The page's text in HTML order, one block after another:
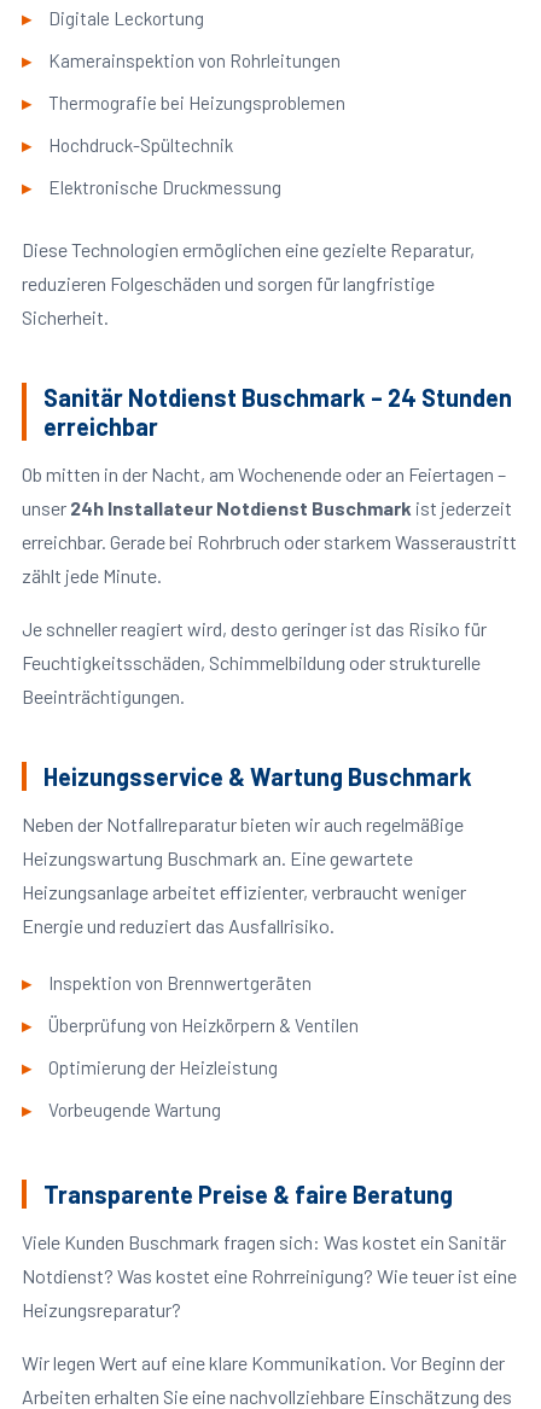
Digitale Leckortung
Kamerainspektion von Rohrleitungen
Thermografie bei Heizungsproblemen
Hochdruck-Spültechnik
Elektronische Druckmessung
Diese Technologien ermöglichen eine gezielte Reparatur,
reduzieren Folgeschäden und sorgen für langfristige
Sicherheit.
Sanitär Notdienst Buschmark – 24 Stunden
erreichbar
Ob mitten in der Nacht, am Wochenende oder an Feiertagen –
unser 24h Installateur Notdienst Buschmark ist jederzeit
erreichbar. Gerade bei Rohrbruch oder starkem Wasseraustritt
zählt jede Minute.
Je schneller reagiert wird, desto geringer ist das Risiko für
Feuchtigkeitsschäden, Schimmelbildung oder strukturelle
Beeinträchtigungen.
Heizungsservice & Wartung Buschmark
Neben der Notfallreparatur bieten wir auch regelmäßige
Heizungswartung Buschmark an. Eine gewartete
Heizungsanlage arbeitet effizienter, verbraucht weniger
Energie und reduziert das Ausfallrisiko.
Inspektion von Brennwertgeräten
Überprüfung von Heizkörpern & Ventilen
Optimierung der Heizleistung
Vorbeugende Wartung
Transparente Preise & faire Beratung
Viele Kunden Buschmark fragen sich: Was kostet ein Sanitär
Notdienst? Was kostet eine Rohrreinigung? Wie teuer ist eine
Heizungsreparatur?
Wir legen Wert auf eine klare Kommunikation. Vor Beginn der
Arbeiten erhalten Sie eine nachvollziehbare Einschätzung des